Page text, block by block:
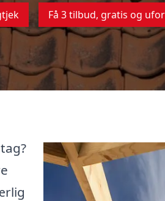
Få 3 tilbud, gratis og